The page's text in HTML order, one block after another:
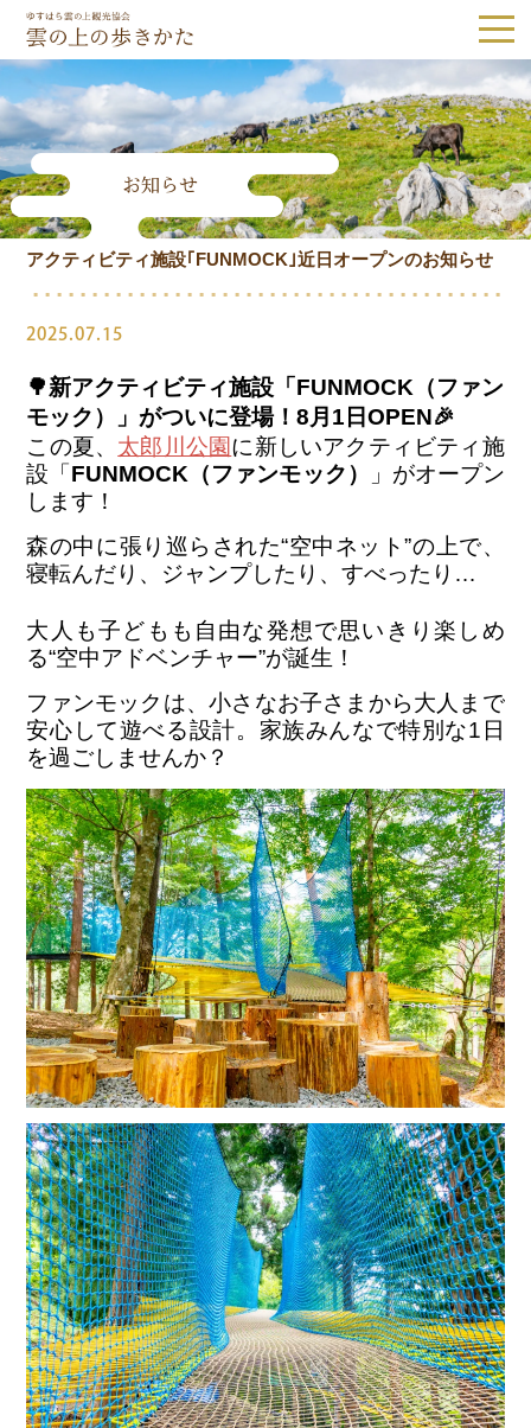
Tel.0889-65-1187
森林・自然
体験 グルメ・お土産
宿泊
ENGLISH 繁体字
お問合せ
検索
ゆすはら雲の上観光協会｜雲の上の歩き
お知らせ
アクティビティ施設｢FUNMOCK｣近日オープンのお知らせ
2025.07.15
🌳新アクティビティ施設「FUNMOCK（ファン
モック）」がついに登場！8月1日OPEN🎉
この夏、 太郎川公園に新しいアクティビティ施
設「 FUNMOCK（ファンモック）
」がオープン
します！
森の中に張り巡らされた“空中ネット”の上で、
寝転んだり、ジャンプしたり、すべったり…
大人も子どもも自由な発想で思いきり楽しめ
る“空中アドベンチャー”が誕生！
ファンモックは、小さなお子さまから大人まで
安心して遊べる設計。家族みんなで特別な1日
を過ごしませんか？